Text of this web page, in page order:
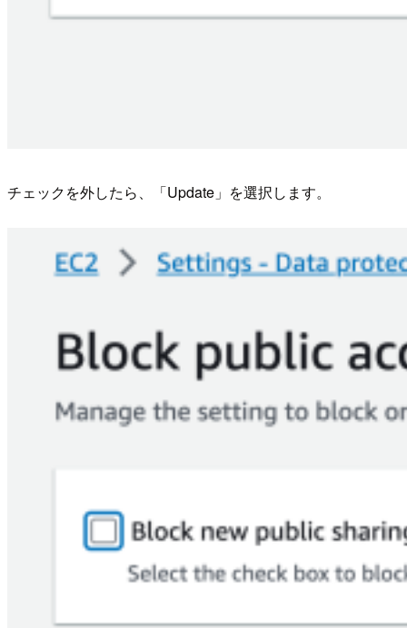
チェックを外したら、「Update」を選択します。